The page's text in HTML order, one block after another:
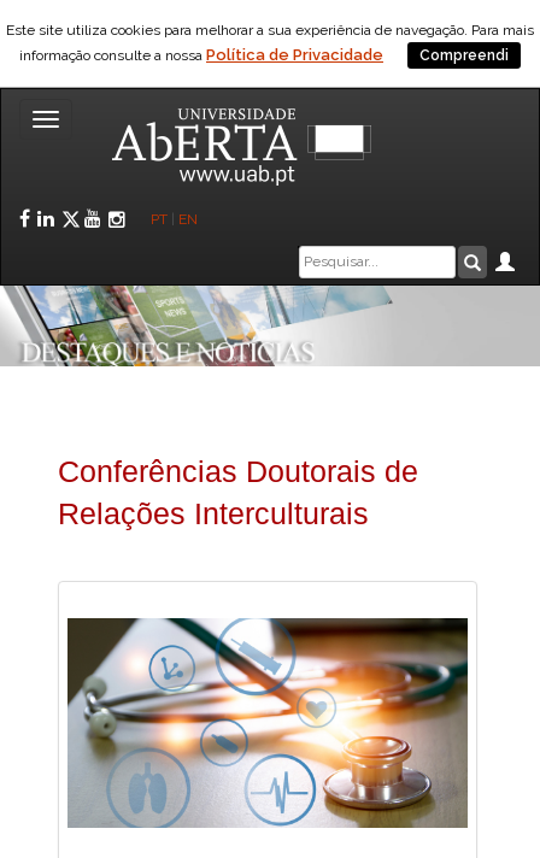
Este site utiliza cookies para melhorar a sua experiência de navegação. Para mais
informação consulte a nossa Política de Privacidade Compreendi
Toggle
Facebook
LinkedIn
Twitter
YouTube
Instagram
PT EN
Caixa
de
pesquisa
Conferências Doutorais de
Relações Interculturais